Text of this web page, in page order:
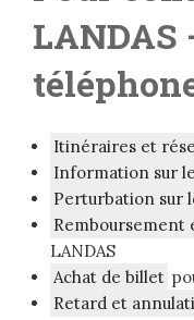
LANDAS
Itinéraires et
Information sur
Perturbation sur
Remboursement
LANDAS
Achat de billet
Retard et